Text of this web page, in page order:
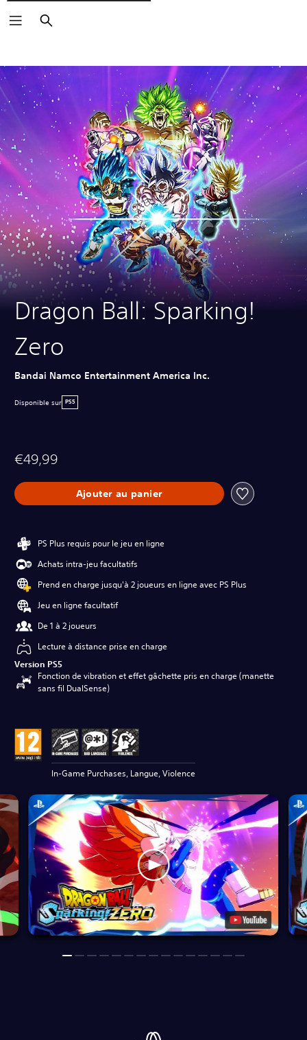
Rechercher
Dragon Ball: Sparking!
Zero
Bandai Namco Entertainment America Inc.
Disponible sur PS5
€49,99
Ajouter au panier
PS Plus requis pour le jeu en ligne
Achats intra-jeu facultatifs
Prend en charge jusqu'à 2 joueurs en ligne avec PS Plus
Jeu en ligne facultatif
De 1 à 2 joueurs
Lecture à distance prise en charge
Version PS5
Fonction de vibration et effet gâchette pris en charge (manette
sans fil DualSense)
In-Game Purchases, Langue, Violence